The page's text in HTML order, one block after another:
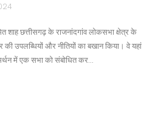
शाह छत्तीसगढ़ के राजनांदगांव लोकसभा क्षेत्र के
उपलब्धियों और नीतियों का बखान किया। वे यहां
में एक सभा को संबोधित कर…